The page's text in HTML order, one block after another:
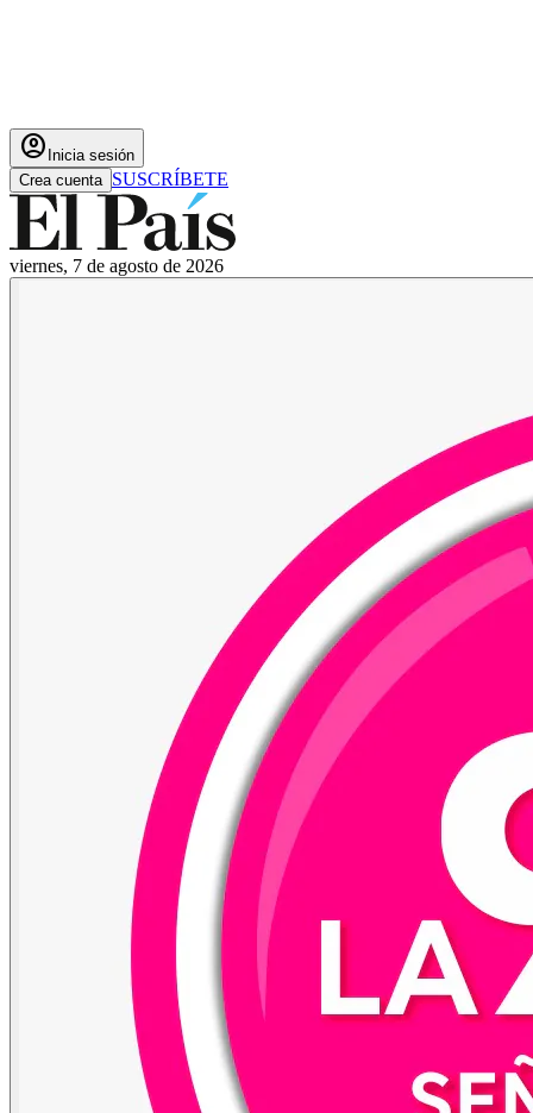
account_circle Inicia sesión
Crea cuenta SUSCRÍBETE
viernes, 7 de agosto de 2026